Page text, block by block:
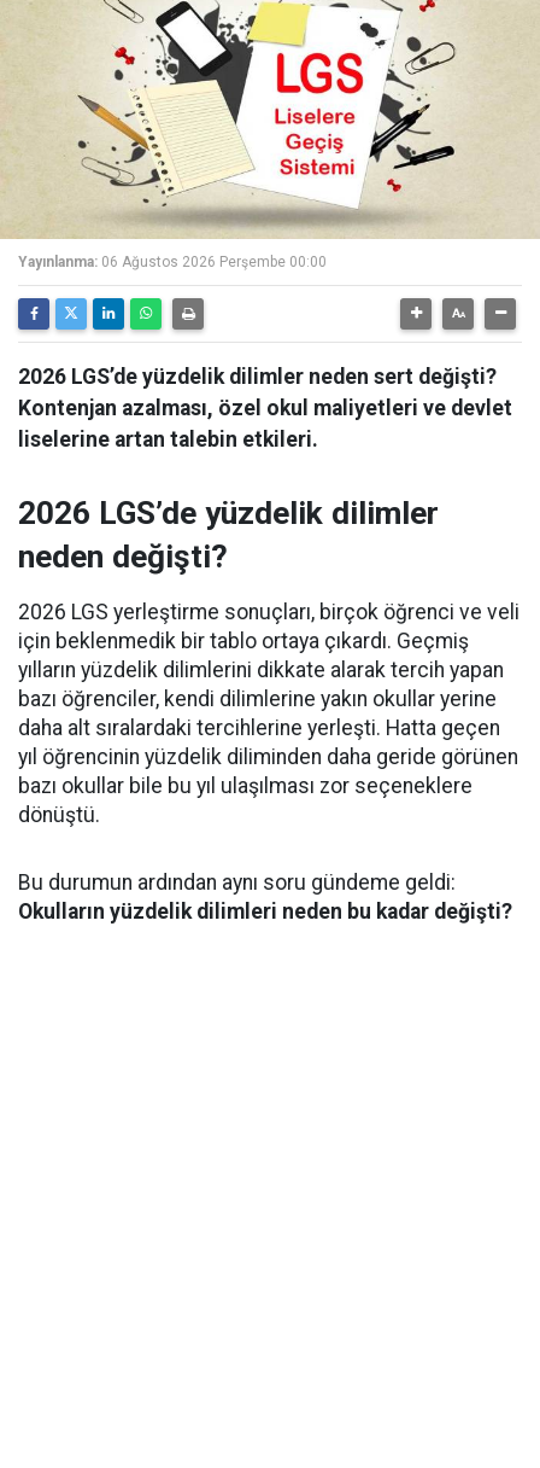
Yayınlanma: 06 Ağustos 2026 Perşembe 00:00
2026 LGS’de yüzdelik dilimler neden sert değişti?
Kontenjan azalması, özel okul maliyetleri ve devlet
liselerine artan talebin etkileri.
2026 LGS’de yüzdelik dilimler
neden değişti?
2026 LGS yerleştirme sonuçları, birçok öğrenci ve veli
için beklenmedik bir tablo ortaya çıkardı. Geçmiş
yılların yüzdelik dilimlerini dikkate alarak tercih yapan
bazı öğrenciler, kendi dilimlerine yakın okullar yerine
daha alt sıralardaki tercihlerine yerleşti. Hatta geçen
yıl öğrencinin yüzdelik diliminden daha geride görünen
bazı okullar bile bu yıl ulaşılması zor seçeneklere
dönüştü.
Bu durumun ardından aynı soru gündeme geldi:
Okulların yüzdelik dilimleri neden bu kadar değişti?